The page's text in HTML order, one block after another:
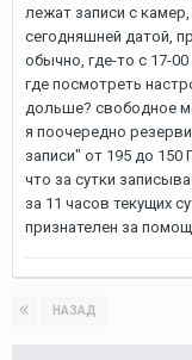
лежат записи с
сегодняшней датой,
обычно, где-то с 17-
где посмотреть
дольше? свободное
я поочередно
записи" от 195 до
что за сутки
за 11 часов текущих
признателен за
НАЗАД